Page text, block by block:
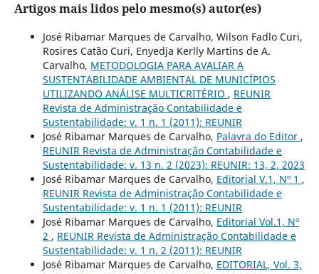
Artigos mais lidos pelo mesmo(s) autor(es)
José Ribamar Marques de Carvalho, Wilson Fadlo Curi,
Rosires Catão Curi, Enyedja Kerlly Martins de A.
Carvalho, METODOLOGIA PARA AVALIAR A
SUSTENTABILIDADE AMBIENTAL DE MUNICÍPIOS
UTILIZANDO ANÁLISE MULTICRITÉRIO , REUNIR
Revista de Administração Contabilidade e
Sustentabilidade: v. 1 n. 1 (2011): REUNIR
José Ribamar Marques de Carvalho, Palavra do Editor ,
REUNIR Revista de Administração Contabilidade e
Sustentabilidade: v. 13 n. 2 (2023): REUNIR: 13, 2, 2023
José Ribamar Marques de Carvalho, Editorial V.1, Nº 1 ,
REUNIR Revista de Administração Contabilidade e
Sustentabilidade: v. 1 n. 1 (2011): REUNIR
José Ribamar Marques de Carvalho, Editorial Vol.1, Nº
2 , REUNIR Revista de Administração Contabilidade e
Sustentabilidade: v. 1 n. 2 (2011): REUNIR
José Ribamar Marques de Carvalho, EDITORIAL, Vol. 3,